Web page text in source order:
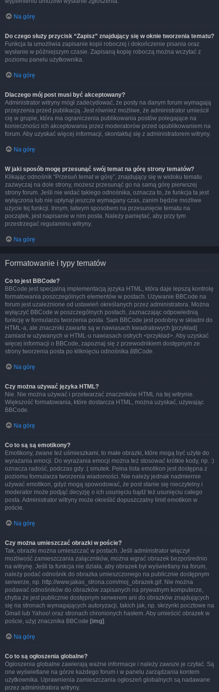
Na górę
Do czego służy przycisk “Zapisz” znajdujący się w oknie tworzenia tematu?
Funkcja ta umożliwia zapisanie kopii roboczej i dokończenie pisania oraz
wysłanie w późniejszym czasie. Zapisaną kopię roboczą można wczytać z
poziomu panelu użytkownika.
Na górę
Dlaczego mój post musi być akceptowany?
Administrator witryny mógł zadecydować, że posty na danym forum wymagają
przejrzenia przed publikacją. Jest również możliwe, że administrator umieścił
cię w grupie, która ma ograniczenia publikowania postów polegające na
konieczności ich akceptowania przez moderatorów przed opublikowaniem na
forum. Aby uzyskać więcej informacji, skontaktuj się z administratorem witryny.
Na górę
W jaki sposób mogę przesunąć swój temat na górę strony tematów?
Klikając odnośnik “Przesuń temat w górę”, znajdujący się w widoku tematu
zazwyczaj na dole strony, możesz przesunąć go na samą górę pierwszej
strony forum. Jeśli nie widać takiego odnośnika, oznacza to, że funkcja ta jest
wyłączona lub nie upłynął jeszcze wymagany czas, zanim będzie możliwe
użycie tej funkcji. Innym, łatwym sposobem na przesunięcie tematu na
początek, jest napisanie w nim posta. Należy pamiętać, aby przy tym
przestrzegać regulaminu witryny.
Na górę
Formatowanie i typy tematów
Co to jest BBCode?
BBCode jest specjalną implementacją języka HTML, która daje lepszą kontrolę
formatowania poszczególnych elementów w postach. Używanie BBCode na
forum jest uzależnione od ustawień określanych przez administratora. Można
wyłączyć BBCode w poszczególnych postach, zaznaczając odpowiednią
funkcję w formularzu tworzenia posta. Sam BBCode jest podobny w składni do
HTML-a, ale znaczniki zawarte są w nawiasach kwadratowych [przykład]
zamiast w używanych w HTML-u nawiasach ostrych <przykład>. Aby uzyskać
więcej informacji o BBCode, zapoznaj się z przewodnikiem dostępnym ze
strony tworzenia posta po kliknięciu odnośnika BBCode.
Na górę
Czy można używać języka HTML?
Nie. Nie można używać i przetwarzać znaczników HTML na tej witrynie.
Większość formatowania, które dostarcza HTML, można uzyskać, używając
BBCode.
Na górę
Co to są są emotikony?
Emotikony, zwane też uśmieszkami, to małe obrazki, które mogą być użyte do
wyrażania emocji. Do wyrażania emocji można też stosować krótkie kody, np. :)
oznacza radość, podczas gdy :( smutek. Pełna lista emotikon jest dostępna z
poziomu formularza tworzenia wiadomości. Nie należy jednak nadmiernie
używać emotikon, gdyż mogą spowodować, że post stanie się nieczytelny i
moderator może podjąć decyzję o ich usunięciu bądź też usunięciu całego
posta. Administrator witryny może określić dopuszczalny limit emotikon w
poście.
Na górę
Czy można umieszczać obrazki w poście?
Tak, obrazki można umieszczać w postach. Jeśli administrator włączył
możliwość zamieszczania załączników, można wgrać obrazek bezpośrednio
na witrynę. Jeśli ta funkcja nie działa, aby obrazek był wyświetlany na forum,
należy podać odnośnik do obrazka umieszczonego na publicznie dostępnym
serwerze, np. http://www.jakas_strona.com/moj_obrazek.gif. Nie można
podawać odnośników do obrazków zapisanych na prywatnym komputerze,
chyba że jest publicznie dostępnym serwerem ani do obrazków znajdujących
się na stronach wymagających autoryzacji, takich jak, np. skrzynki pocztowe na
Gmail lub Yahoo! oraz stronach chronionych hasłem. Aby umieścić obrazek w
poście, użyj znacznika BBCode [img] .
Na górę
Co to są ogłoszenia globalne?
Ogłoszenia globalne zawierają ważne informacje i należy zawsze je czytać. Są
one wyświetlane na górze każdego forum i w panelu zarządzania kontem
użytkownika. Uprawnienia zamieszczania ogłoszeń globalnych są nadawane
przez administratora witryny.